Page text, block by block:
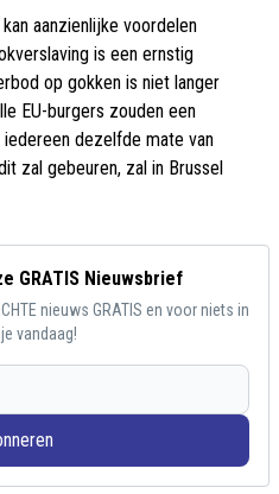
aanzienlijke voordelen
is een ernstig
op gokken is niet langer
EU-burgers zouden een
dezelfde mate van
zal gebeuren, zal in Brussel
GRATIS Nieuwsbrief
nieuws GRATIS en voor niets in
vandaag!